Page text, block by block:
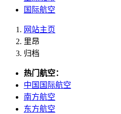
国际航空
网站主页
里昂
归档
热门航空：
中国国际航空
南方航空
东方航空